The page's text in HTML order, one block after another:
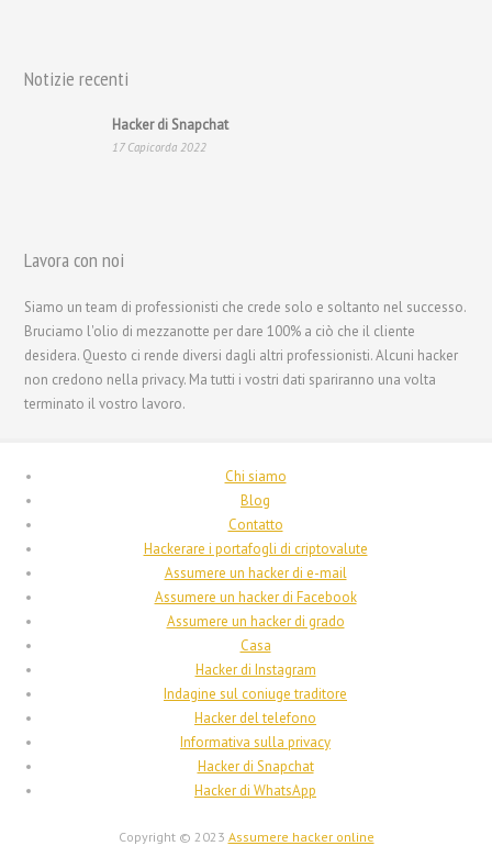
Notizie recenti
Hacker di Snapchat
17 Capicorda 2022
Lavora con noi
Siamo un team di professionisti che crede solo e soltanto nel successo.
Bruciamo l'olio di mezzanotte per dare 100% a ciò che il cliente
desidera. Questo ci rende diversi dagli altri professionisti. Alcuni hacker
non credono nella privacy. Ma tutti i vostri dati spariranno una volta
terminato il vostro lavoro.
Chi siamo
Blog
Contatto
Hackerare i portafogli di criptovalute
Assumere un hacker di e-mail
Assumere un hacker di Facebook
Assumere un hacker di grado
Casa
Hacker di Instagram
Indagine sul coniuge traditore
Hacker del telefono
Informativa sulla privacy
Hacker di Snapchat
Hacker di WhatsApp
Copyright © 2023 Assumere hacker online
English (New Zealand)
English (Canada)
English (UK)
العربية
Deutsch
Deutsch (Österreich)
Deutsch (Schweiz)
Español
فارسی
Français du Canada
Français de Belgique